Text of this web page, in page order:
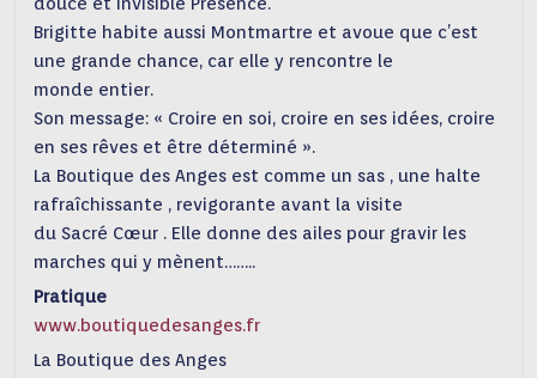
Brigitte habite aussi Montmartre et avoue que c’est
une grande chance, car elle y rencontre le
monde entier.
Son message: « Croire en soi, croire en ses idées, croire
en ses rêves et être déterminé ».
La Boutique des Anges est comme un sas , une halte
rafraîchissante , revigorante avant la visite
du Sacré Cœur . Elle donne des ailes pour gravir les
marches qui y mènent……..
Pratique
www.boutiquedesanges.fr
La Boutique des Anges